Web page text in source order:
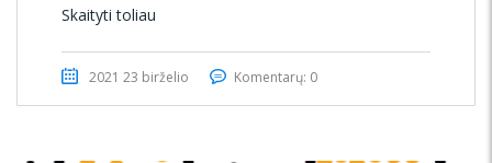
Skaityti toliau
2021 23 birželio Komentarų: 0